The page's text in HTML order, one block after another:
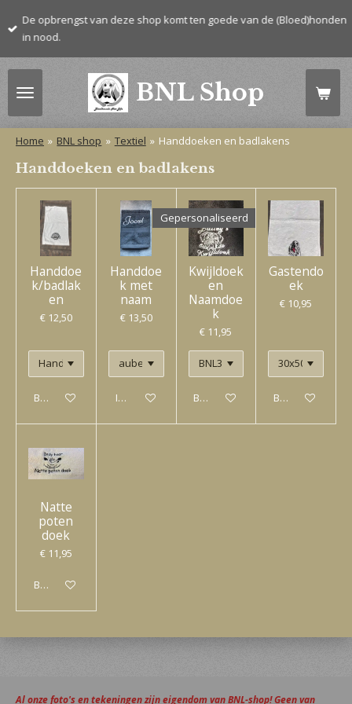
direct
de
hoofdinhoud
BNL Shop
De opbrengst van deze shop komt ten goede van de (Bloed)honden
in nood.
Home » BNL shop » Textiel » Handdoeken en badlakens
Handdoeken en badlakens
Handdoe
k/badlak
en
€ 12,50
Bekijk details
Handdoe
k met
naam
€ 13,50
In winkelwagen
Gepersonaliseerd
Kwijldoek
en
Naamdoe
k
€ 11,95
Bekijk details
Gastendo
ek
€ 10,95
Bekijk details
Natte
poten
doek
€ 11,95
Bekijk details
Al onze foto's en tekeningen zijn eigendom van BNL-shop! Geen van